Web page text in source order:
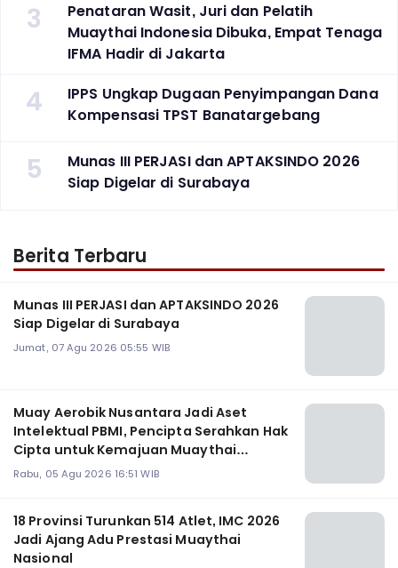
3
Penataran Wasit, Juri dan Pelatih
Muaythai Indonesia Dibuka, Empat Tenaga
IFMA Hadir di Jakarta
4
IPPS Ungkap Dugaan Penyimpangan Dana
Kompensasi TPST Banatargebang
5
Munas III PERJASI dan APTAKSINDO 2026
Siap Digelar di Surabaya
Berita Terbaru
Munas III PERJASI dan APTAKSINDO 2026
Siap Digelar di Surabaya
Jumat, 07 Agu 2026 05:55 WIB
Muay Aerobik Nusantara Jadi Aset
Intelektual PBMI, Pencipta Serahkan Hak
Cipta untuk Kemajuan Muaythai
Indonesia
Rabu, 05 Agu 2026 16:51 WIB
18 Provinsi Turunkan 514 Atlet, IMC 2026
Jadi Ajang Adu Prestasi Muaythai
Nasional